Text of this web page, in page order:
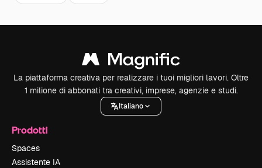
La piattaforma creativa per realizzare i tuoi migliori lavori. Oltre
1 milione di abbonati tra creativi, imprese, agenzie e studi.
Italiano
Prodotti
Spaces
Assistente IA